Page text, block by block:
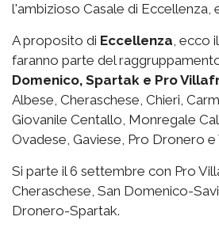
l'ambizioso Casale di Eccellenza,
A proposito di Eccellenza, ecco
faranno parte del
Domenico, Spartak e Pro
Albese, Cheraschese, Chieri,
Giovanile Centallo, Monregale
Ovadese, Gaviese, Pro Dronero e
Si parte il 6 settembre con Pro
Cheraschese, San Domenico-
Dronero-Spartak.